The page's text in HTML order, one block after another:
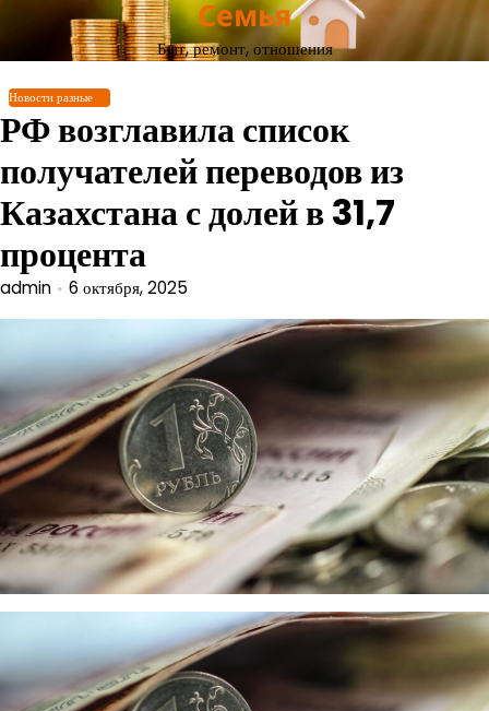
Перейти
содержимому
Семья
Быт, ремонт, отношения
Новости разные
РФ возглавила список
получателей переводов из
Казахстана с долей в 31,7
процента
admin 6 октября, 2025